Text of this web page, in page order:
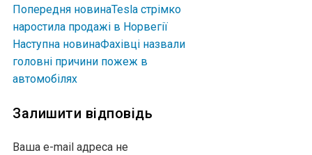
Попередня новинаTesla стрімко
наростила продажі в Норвегії
Наступна новинаФахівці назвали
головні причини пожеж в
автомобілях
Залишити відповідь
Ваша e-mail адреса не